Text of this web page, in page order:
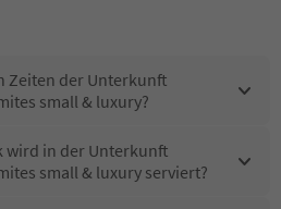
Zeiten der Unterkunft
small & luxury?
wird in der Unterkunft
small & luxury serviert?